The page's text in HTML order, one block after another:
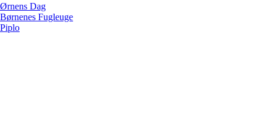
Ørnens Dag
Børnenes Fugleuge
Piplo